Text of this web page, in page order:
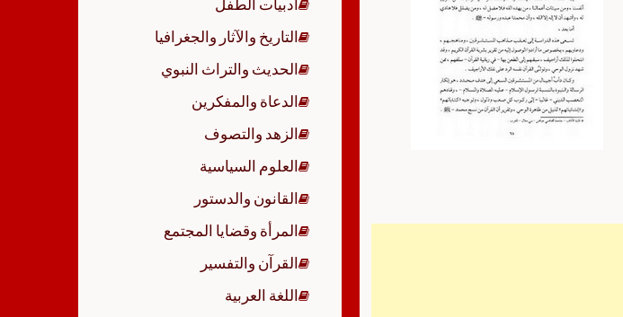
أدبيات الطفل
التاريخ والآثار والجغرافيا
الحديث والتراث النبوي
الدعاة والمفكرين
الزهد والتصوف
العلوم السياسية
القانون والدستور
المرأة وقضايا المجتمع
القرآن والتفسير
اللغة العربية